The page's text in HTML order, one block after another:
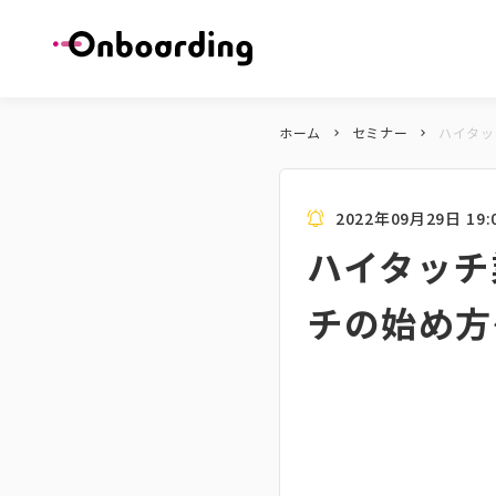
ホーム keyboard_arrow_right セミナー keyboard_arrow_right ハイタ
2022年09月29日
ハイタッ
チの始め